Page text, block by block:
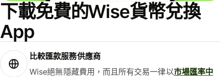
下載免費的Wise貨幣兌換
App
比較匯款服務供應商
Wise絕無隱藏費用，而且所有交易一律以市場匯率中